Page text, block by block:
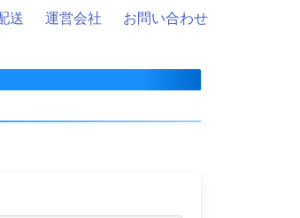
送 運営会社 お問い合わせ